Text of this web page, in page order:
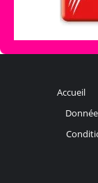
Accueil